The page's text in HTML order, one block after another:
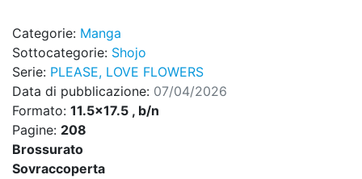
Categorie: Manga
Sottocategorie: Shojo
Serie: PLEASE, LOVE FLOWERS
Data di pubblicazione: 07/04/2026
Formato: 11.5x17.5 , b/n
Pagine: 208
Brossurato
Sovraccoperta